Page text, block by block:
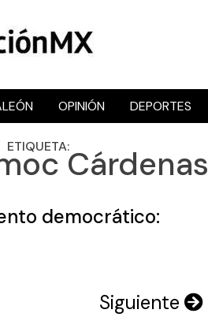
OPINIÓN DEPORTES
ETIQUETA:Cárdenas
democrático:
Siguiente